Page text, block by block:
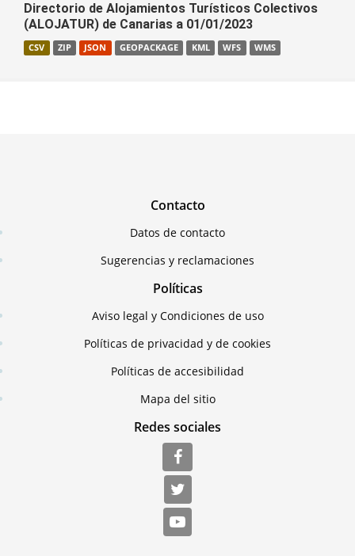
Directorio de Alojamientos Turísticos Colectivos
(ALOJATUR) de Canarias a 01/01/2023
CSV ZIP JSON GEOPACKAGE KML WFS WMS
Contacto
Datos de contacto
Sugerencias y reclamaciones
Políticas
Aviso legal y Condiciones de uso
Políticas de privacidad y de cookies
Políticas de accesibilidad
Mapa del sitio
Redes sociales